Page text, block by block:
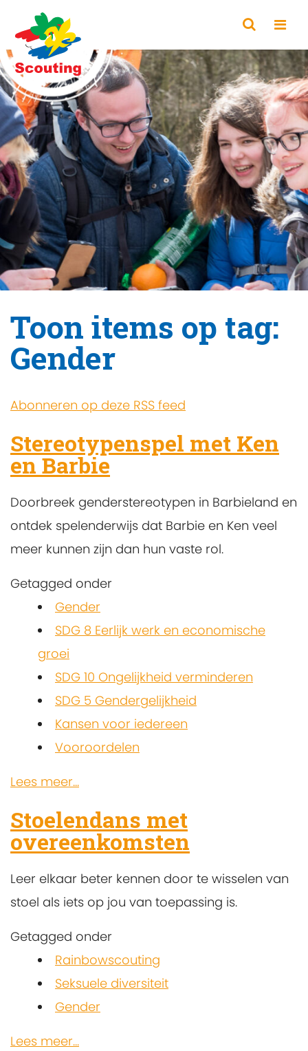
Toon items op tag:
Gender
Abonneren op deze RSS feed
Stereotypenspel met Ken
en Barbie
Doorbreek genderstereotypen in Barbieland en
ontdek spelenderwijs dat Barbie en Ken veel
meer kunnen zijn dan hun vaste rol.
Getagged onder
Gender
SDG 8 Eerlijk werk en economische
groei
SDG 10 Ongelijkheid verminderen
SDG 5 Gendergelijkheid
Kansen voor iedereen
Vooroordelen
Lees meer...
Stoelendans met
overeenkomsten
Leer elkaar beter kennen door te wisselen van
stoel als iets op jou van toepassing is.
Getagged onder
Rainbowscouting
Seksuele diversiteit
Gender
Lees meer...